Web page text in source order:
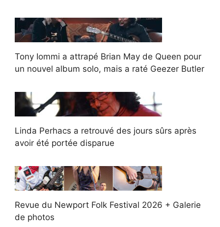
Tony Iommi a attrapé Brian May de Queen pour
un nouvel album solo, mais a raté Geezer Butler
Linda Perhacs a retrouvé des jours sûrs après
avoir été portée disparue
Revue du Newport Folk Festival 2026 + Galerie
de photos